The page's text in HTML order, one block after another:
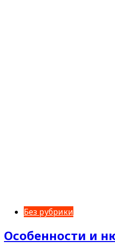
Без рубрики
Особенности и